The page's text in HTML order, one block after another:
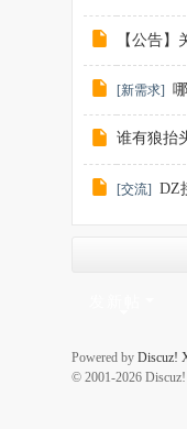
【公告
[新需求]
谁有狼抬
[交流] DZ
Powered by Discuz!
© 2001-2026 Discuz!